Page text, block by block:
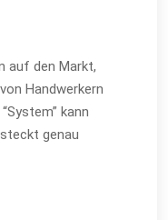
auf den Markt,
Handwerkern
kann
genau